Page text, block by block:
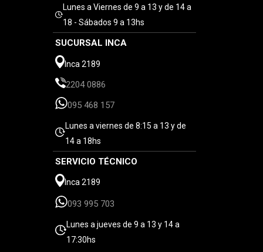
Lunes a Viernes de 9 a 13 y de 14 a
18 - Sábados 9 a 13hs
SUCURSAL INCA
Inca 2189
2204 0886
095 468 157
Lunes a viernes de 8:15 a 13 y de
14 a 18hs
SERVICIO TÉCNICO
Inca 2189
093 995 703
Lunes a jueves de 9 a 13 y 14 a
17:30hs